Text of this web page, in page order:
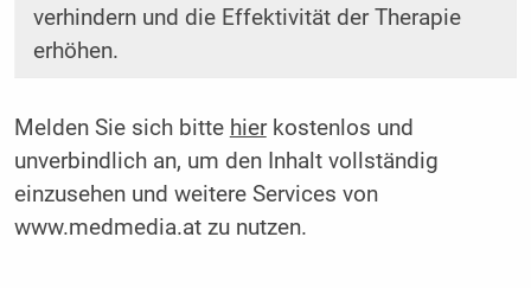
verhindern und die Effektivität der Therapie
erhöhen.
Melden Sie sich bitte hierkostenlos und
unverbindlich an, um den Inhalt vollständig
einzusehen und weitere Services von
www.medmedia.at zu nutzen.